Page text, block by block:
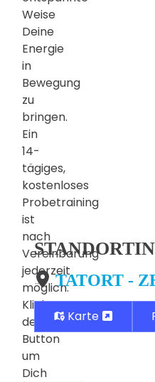
Weise
Deine
Energie
in
Bewegung
zu
bringen.
Ein
14-
tägiges,
kostenloses
Probetraining
ist
nach
Vereinbarung
jederzeit
möglich.
Klicke
den
Button
um
Dich
TATORT -
Karte